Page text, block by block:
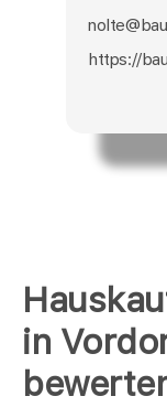
in
https://